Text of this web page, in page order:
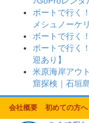
ボートで行く
メシュノーケ
ボートで行く
ボートで行く
迎あり】
米原海岸アウ
窟探検｜石垣
会社概要 初めての方へ